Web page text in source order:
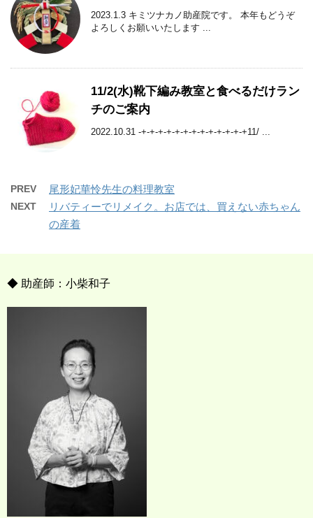
2023.1.3 キミツナカノ助産院です。 本年もどうぞ
よろしくお願いいたします ...
11/2(水)靴下編み教室と食べるだけラン
チのご案内
2022.10.31 -+-+-+-+-+-+-+-+-+-+-+-+-+11/ ...
PREV 尾形妃華怜先生の料理教室
NEXT
リバティーでリメイク。お店では、買えない赤ちゃん
の産着
◆ 助産師：小柴和子